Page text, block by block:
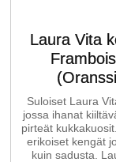
Laura Vita
Suloiset Laura
jossa ihanat
pirteät
erikoiset kengät
kuin sadusta.